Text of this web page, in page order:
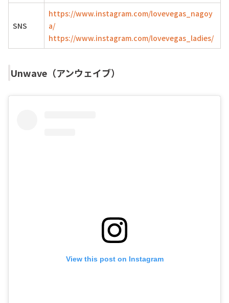
SNS
https://www.instagram.com/lovevegas_nagoy
a/
https://www.instagram.com/lovevegas_ladies/
Unwave（アンウェイブ）
View this post on Instagram